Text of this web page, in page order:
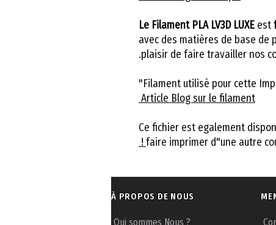
Le Filament PLA LV3D LUXE est
avec des matières de base de
plaisir de faire travailler nos
Filament utilisé pour cette
Article Blog sur le filament
Ce fichier est egalement
faire imprimer d"une autre
À PROPOS DE NOUS
Qui sommes Nous ?